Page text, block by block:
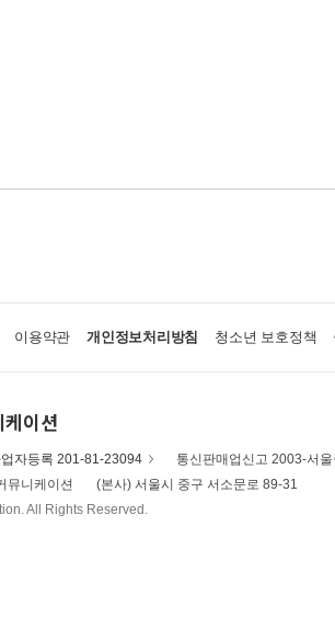
이용약관 개인정보처리방침 청소년 보호정책
이션
자등록 201-81-23094 통신판매업신고 2003-서
뮤니케이션
(본사) 서울시 중구 서소문로 89-31
All Rights Reserved.